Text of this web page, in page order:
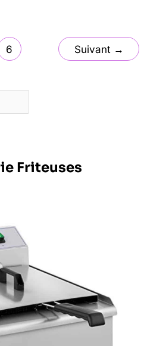
6 Suivant →
Friteuses